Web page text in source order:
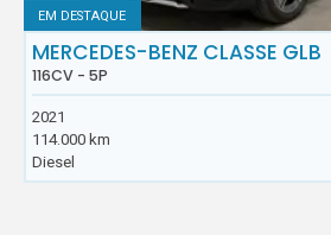
EM DESTAQUE
MERCEDES-BENZ CLASSE GLB
116CV - 5P
2021
114.000 km
Diesel